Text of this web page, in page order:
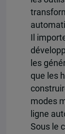
Il
les
que les
modes
ligne
Sous le